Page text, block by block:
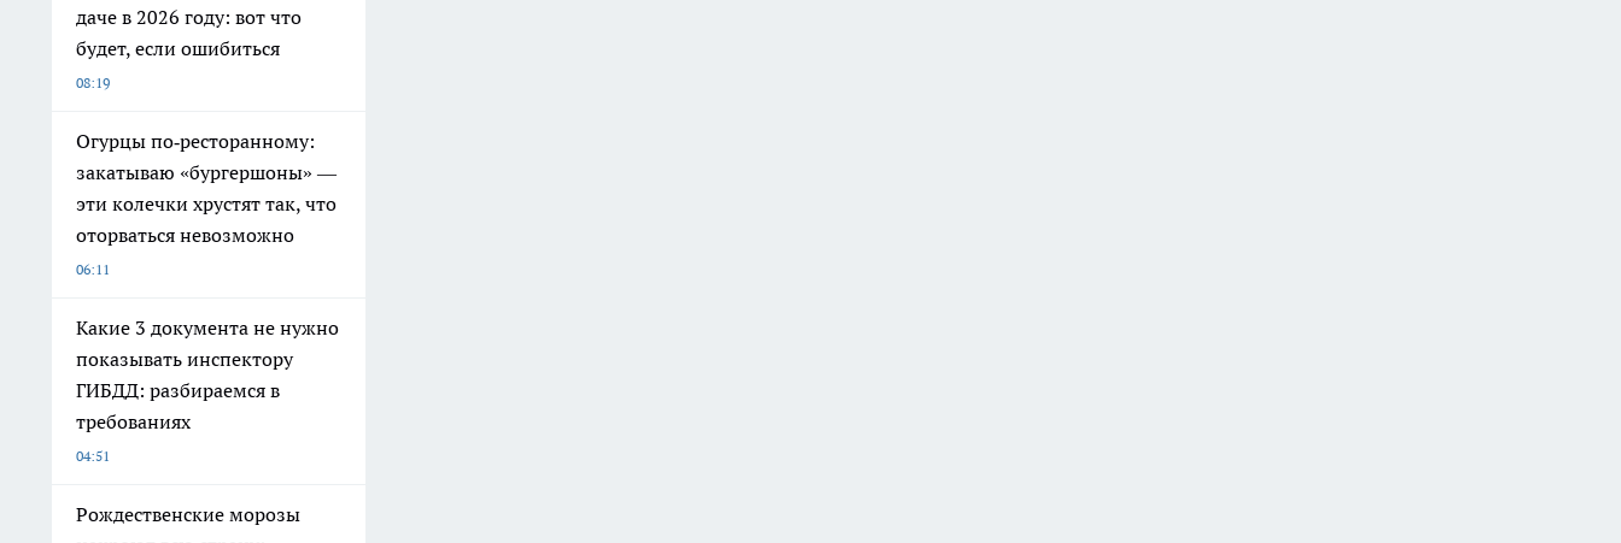
даче в 2026 году: вот что
будет, если ошибиться
08:19
Огурцы по‑ресторанному:
закатываю «бургершоны» —
эти колечки хрустят так, что
оторваться невозможно
06:11
Какие 3 документа не нужно
показывать инспектору
ГИБДД: разбираемся в
требованиях
04:51
Рождественские морозы